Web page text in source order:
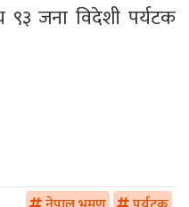
जना विदेशी पर्यटक